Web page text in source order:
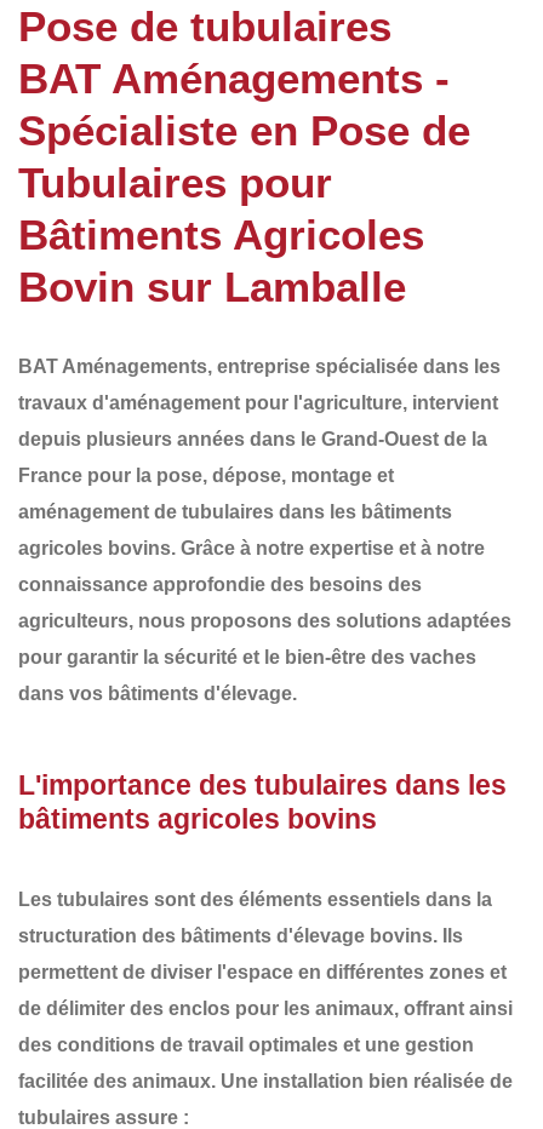
Pose de tubulaires
BAT Aménagements -
Spécialiste en Pose de
Tubulaires pour
Bâtiments Agricoles
Bovin sur Lamballe
BAT Aménagements, entreprise spécialisée dans les
travaux d'aménagement pour l'agriculture, intervient
depuis plusieurs années dans le Grand-Ouest de la
France pour la pose, dépose, montage et
aménagement de tubulaires dans les bâtiments
agricoles bovins. Grâce à notre expertise et à notre
connaissance approfondie des besoins des
agriculteurs, nous proposons des solutions adaptées
pour garantir la sécurité et le bien-être des vaches
dans vos bâtiments d'élevage.
L'importance des tubulaires dans les
bâtiments agricoles bovins
Les tubulaires sont des éléments essentiels dans la
structuration des bâtiments d'élevage bovins. Ils
permettent de diviser l'espace en différentes zones et
de délimiter des enclos pour les animaux, offrant ainsi
des conditions de travail optimales et une gestion
facilitée des animaux. Une installation bien réalisée de
tubulaires assure :